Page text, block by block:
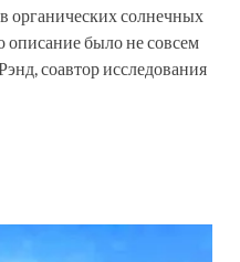
органических солнечных
описание было не совсем
соавтор исследования